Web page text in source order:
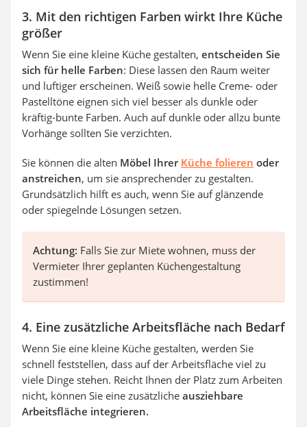
3. Mit den richtigen Farben wirkt Ihre Küche
größer
Wenn Sie eine kleine Küche gestalten, entscheiden Sie
sich für helle Farben: Diese lassen den Raum weiter
und luftiger erscheinen. Weiß sowie helle Creme- oder
Pastelltöne eignen sich viel besser als dunkle oder
kräftig-bunte Farben. Auch auf dunkle oder allzu bunte
Vorhänge sollten Sie verzichten.
Sie können die alten Möbel Ihrer Küche folieren oder
anstreichen, um sie ansprechender zu gestalten.
Grundsätzlich hilft es auch, wenn Sie auf glänzende
oder spiegelnde Lösungen setzen.
Achtung: Falls Sie zur Miete wohnen, muss der
Vermieter Ihrer geplanten Küchengestaltung
zustimmen!
4. Eine zusätzliche Arbeitsfläche nach Bedarf
Wenn Sie eine kleine Küche gestalten, werden Sie
schnell feststellen, dass auf der Arbeitsfläche viel zu
viele Dinge stehen. Reicht Ihnen der Platz zum Arbeiten
nicht, können Sie eine zusätzliche ausziehbare
Arbeitsfläche integrieren.